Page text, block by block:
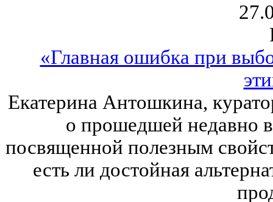
«Главная ошибка при
Екатерина Антошкина,
о прошедшей недавно
посвященной полезным
есть ли достойная